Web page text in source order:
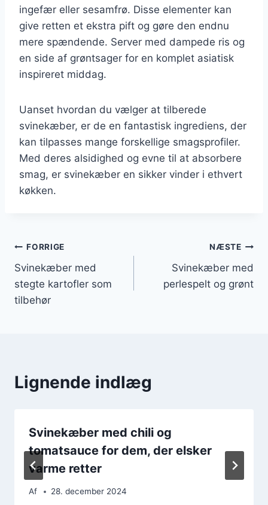
ingefær eller sesamfrø. Disse elementer kan
give retten et ekstra pift og gøre den endnu
mere spændende. Server med dampede ris og
en side af grøntsager for en komplet asiatisk
inspireret middag.
Uanset hvordan du vælger at tilberede
svinekæber, er de en fantastisk ingrediens, der
kan tilpasses mange forskellige smagsprofiler.
Med deres alsidighed og evne til at absorbere
smag, er svinekæber en sikker vinder i ethvert
køkken.
Indlægsnavigation
FORRIGE
Svinekæber med
stegte kartofler som
tilbehør
NÆSTE
Svinekæber med
perlespelt og grønt
Lignende indlæg
Svinekæber med chili og
tomatsauce for dem, der elsker
varme retter
Af 28. december 2024